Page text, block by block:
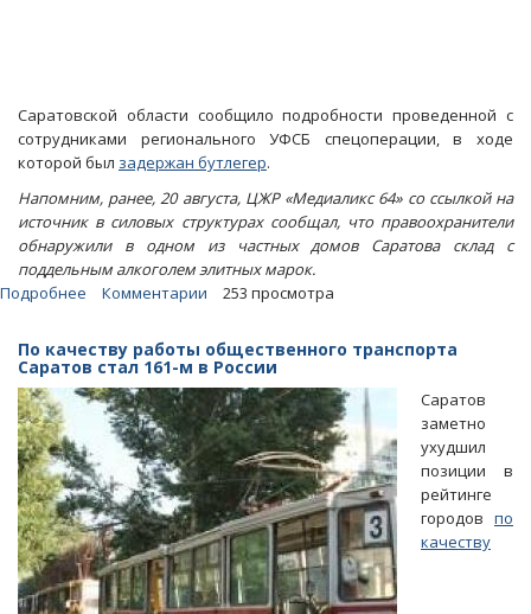
Саратовской области сообщило подробности проведенной с
сотрудниками регионального УФСБ спецоперации, в ходе
которой был задержан бутлегер.
Напомним, ранее, 20 августа, ЦЖР «Медиаликс 64» со ссылкой на
источник в силовых структурах сообщал, что правоохранители
обнаружили в одном из частных домов Саратова склад с
поддельным алкоголем элитных марок.
Подробнее
полиция
изъяли
у
крупного
бутлегера
37
тонн
«левого»
алкоголя
Комментарии 253 просмотра
По качеству работы общественного транспорта
Саратов стал 161-м в России
Саратов
заметно
ухудшил
позиции в
рейтинге
городов по
качеству